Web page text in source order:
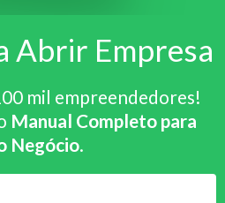
Abrir Empresa
mil empreendedores!
Manual Completo para
Negócio.